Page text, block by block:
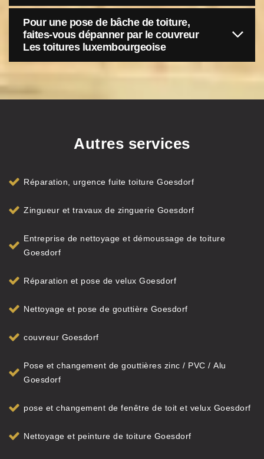
Pour une pose de bâche de toiture,
faites-vous dépanner par le couvreur
Les toitures luxembourgeoise
Autres services
Réparation, urgence fuite toiture Goesdorf
Zingueur et travaux de zinguerie Goesdorf
Entreprise de nettoyage et démoussage de toiture
Goesdorf
Réparation et pose de velux Goesdorf
Nettoyage et pose de gouttière Goesdorf
couvreur Goesdorf
Pose et changement de gouttières zinc / PVC / Alu
Goesdorf
pose et changement de fenêtre de toit et velux Goesdorf
Nettoyage et peinture de toiture Goesdorf